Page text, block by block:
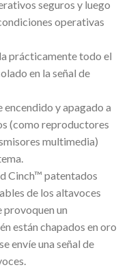
seguros y luego
operativas
prácticamente todo el
en la señal de
encendido y apagado a
(como reproductores
multimedia)
Cinch™ patentados
de los altavoces
provoquen un
están chapados en oro
envíe una señal de